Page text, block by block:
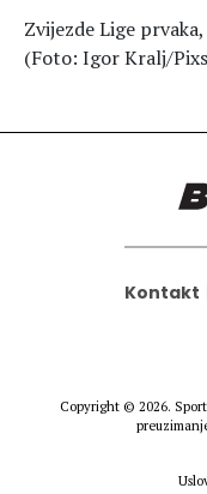
Zvijezde Lige
(Foto: Igor Kralj/
Kontakt
Copyright © 2026.